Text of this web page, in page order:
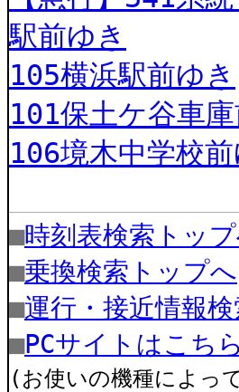
駅前ゆき
105横浜駅前ゆき
101保土ケ谷車庫
106境木中学校前
■時刻表検索トッ
■乗換検索トップへ
■運行・接近情報
■PCサイトはこちら
(お使いの機種によっ